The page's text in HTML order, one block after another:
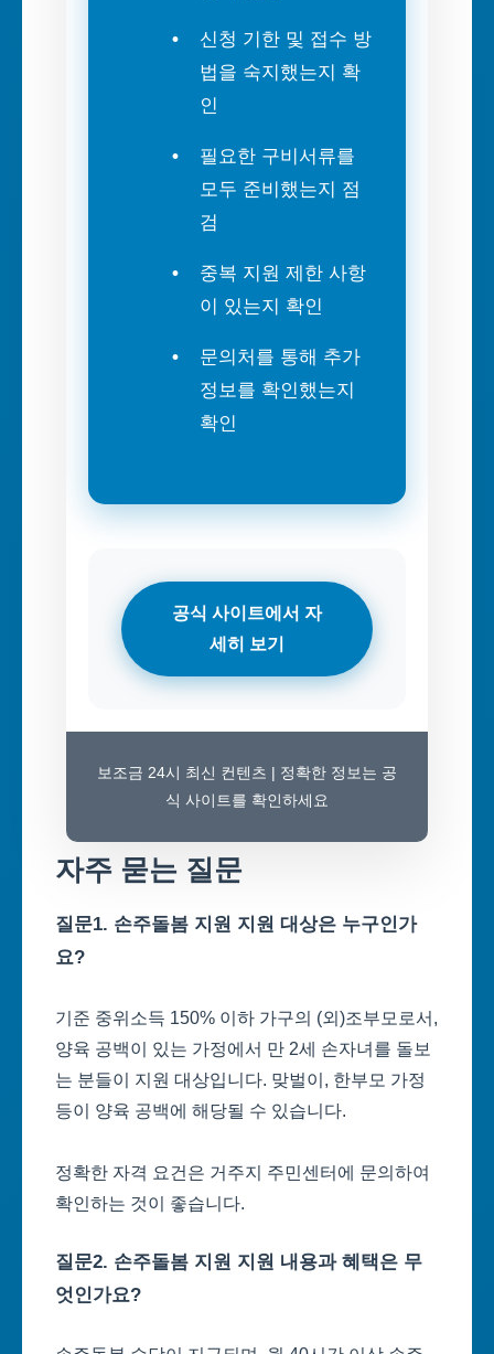
신청 기한 및 접수 방
법을 숙지했는지 확
인
필요한 구비서류를
모두 준비했는지 점
검
중복 지원 제한 사항
이 있는지 확인
문의처를 통해 추가
정보를 확인했는지
확인
공식 사이트에서 자
세히 보기
보조금 24시 최신 컨텐츠 | 정확한 정보는 공
식 사이트를 확인하세요
자주 묻는 질문
질문1. 손주돌봄 지원 지원 대상은 누구인가
요?
기준 중위소득 150% 이하 가구의 (외)조부모로서,
양육 공백이 있는 가정에서 만 2세 손자녀를 돌보
는 분들이 지원 대상입니다. 맞벌이, 한부모 가정
등이 양육 공백에 해당될 수 있습니다.
정확한 자격 요건은 거주지 주민센터에 문의하여
확인하는 것이 좋습니다.
질문2. 손주돌봄 지원 지원 내용과 혜택은 무
엇인가요?